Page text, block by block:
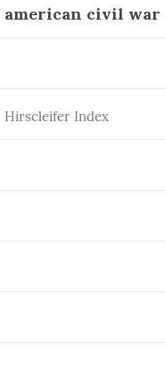
american civil war
Hirscleifer Index